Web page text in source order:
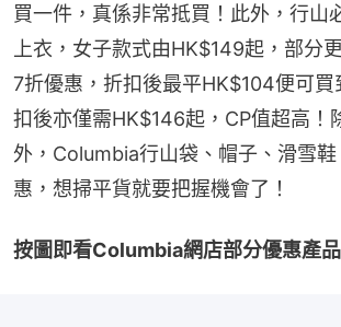
買一件，真係非常抵買！此外，行山
上衣，女子款式由HK$149起，部分
7折優惠，折扣後最平HK$104便可買
扣後亦僅需HK$146起，CP值超高！
外，Columbia行山袋、帽子、滑雪
惠，想掃平貨就要把握機會了！
按圖即看Columbia網店部分優惠產品